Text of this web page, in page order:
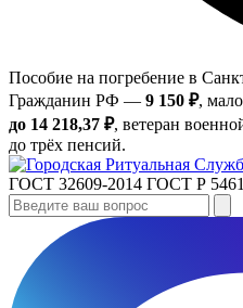
Пособие на погребение в
Гражданин РФ — 9 150 ₽,
до 14 218,37 ₽, ветеран
до трёх пенсий.
ГОСТ 32609-2014 ГОСТ Р